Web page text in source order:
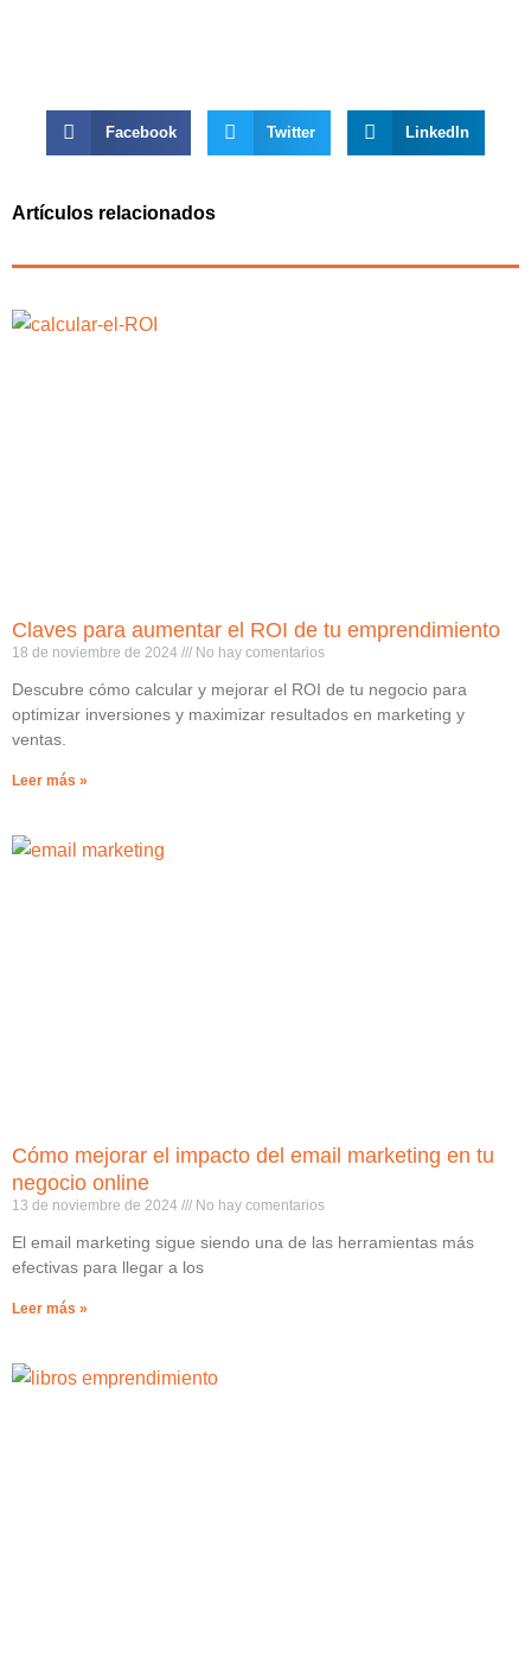
Facebook Twitter LinkedIn
Artículos relacionados
Claves para aumentar el ROI de tu emprendimiento
18 de noviembre de 2024 No hay comentarios
Descubre cómo calcular y mejorar el ROI de tu negocio para
optimizar inversiones y maximizar resultados en marketing y
ventas.
Leer más »
Cómo mejorar el impacto del email marketing en tu
negocio online
13 de noviembre de 2024 No hay comentarios
El email marketing sigue siendo una de las herramientas más
efectivas para llegar a los
Leer más »